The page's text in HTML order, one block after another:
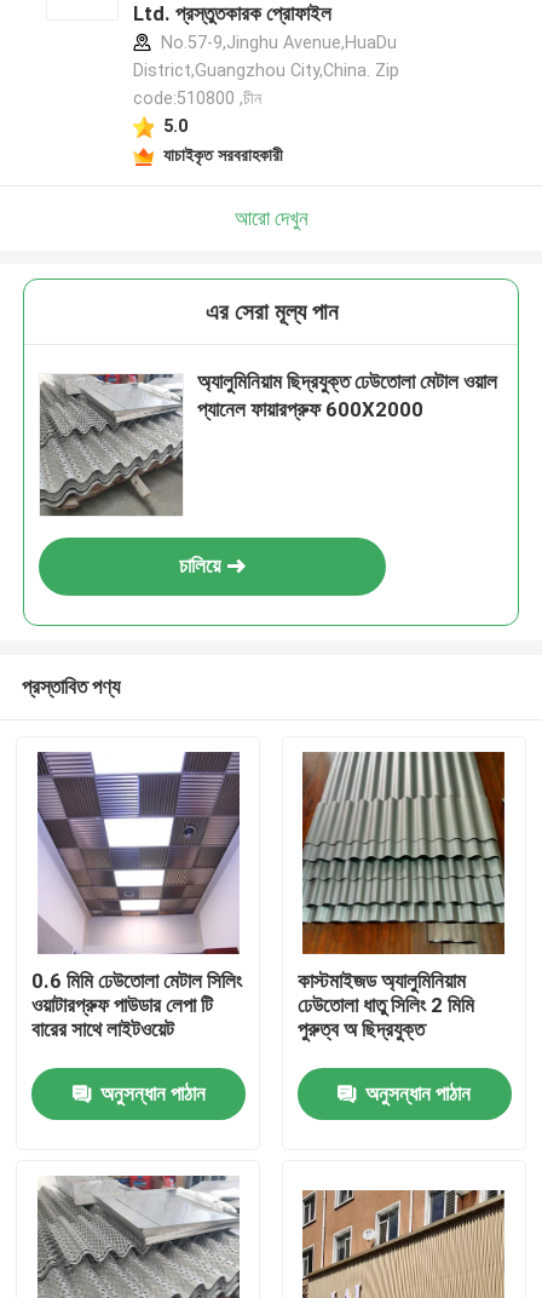
পণ্য
ভিডিও
Ltd. প্রস্তুতকারক প্রোফাইল
No.57-9,Jinghu Avenue,HuaDu
District,Guangzhou City,China. Zip
code:510800 ,চীন
5.0
যাচাইকৃত সরবরাহকারী
আরো দেখুন
এর সেরা মূল্য পান
অ্যালুমিনিয়াম ছিদ্রযুক্ত ঢেউতোলা মেটাল ওয়াল
প্যানেল ফায়ারপ্রুফ 600X2000
চালিয়ে
প্রস্তাবিত পণ্য
0.6 মিমি ঢেউতোলা মেটাল সিলিং
ওয়াটারপ্রুফ পাউডার লেপা টি
বারের সাথে লাইটওয়েট
অনুসন্ধান পাঠান
কাস্টমাইজড অ্যালুমিনিয়াম
ঢেউতোলা ধাতু সিলিং 2 মিমি
পুরুত্ব অ ছিদ্রযুক্ত
অনুসন্ধান পাঠান